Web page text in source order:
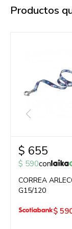
Productos
$ 655
$ 590con
CORREA
G15/120
$